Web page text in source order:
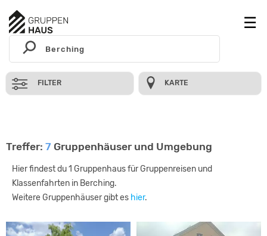
FILTER KARTE
Treffer: 7 Gruppenhäuser und Umgebung
Hier findest du 1 Gruppenhaus für Gruppenreisen und
Klassenfahrten in Berching.
Weitere Gruppenhäuser gibt es hier.